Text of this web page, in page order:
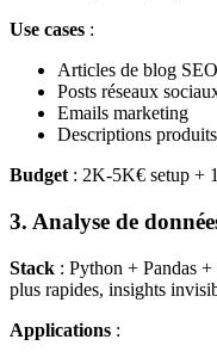
Use cases :
Articles de blog SEO
Posts réseaux
Emails marketing
Descriptions produits
Budget : 2K-5K€ setup +
3. Analyse de
Stack : Python + Pandas
plus rapides, insights
Applications :